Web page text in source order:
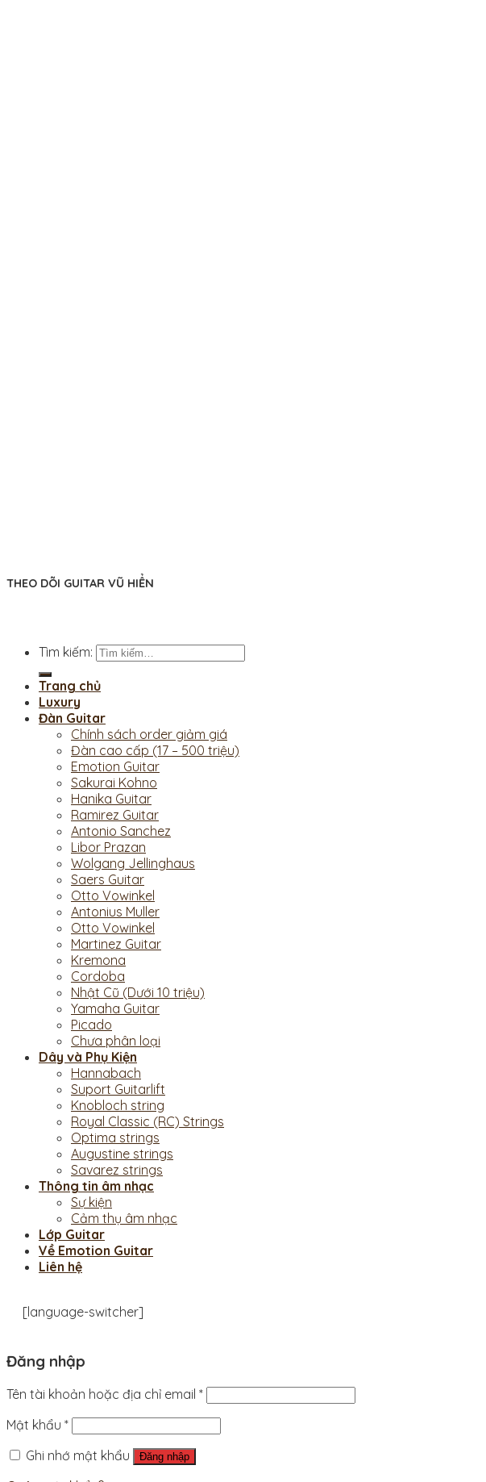
THEO DÕI GUITAR VŨ HIỂN
Tìm kiếm:
Trang chủ
Luxury
Đàn Guitar
Chính sách order giảm giá
Đàn cao cấp (17 – 500 triệu)
Emotion Guitar
Sakurai Kohno
Hanika Guitar
Ramirez Guitar
Antonio Sanchez
Libor Prazan
Wolgang Jellinghaus
Saers Guitar
Otto Vowinkel
Antonius Muller
Otto Vowinkel
Martinez Guitar
Kremona
Cordoba
Nhật Cũ (Dưới 10 triệu)
Yamaha Guitar
Picado
Chưa phân loại
Dây và Phụ Kiện
Hannabach
Suport Guitarlift
Knobloch string
Royal Classic (RC) Strings
Optima strings
Augustine strings
Savarez strings
Thông tin âm nhạc
Sự kiện
Cảm thụ âm nhạc
Lớp Guitar
Về Emotion Guitar
Liên hệ
[language-switcher]
Đăng nhập
Tên tài khoản hoặc địa chỉ email *
Mật khẩu *
Ghi nhớ mật khẩu
Đăng nhập